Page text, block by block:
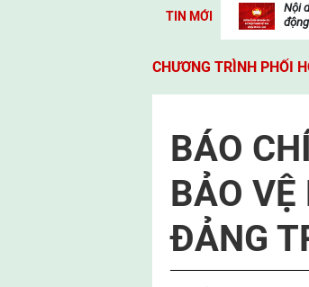
TIN MỚI
Bài viết của Tổng Bí thư Tô Lâm: TIẾN
viện
Nội
CHƯƠNG TRÌNH PHỐI
BÁO
BẢO VỆ
ĐẢNG